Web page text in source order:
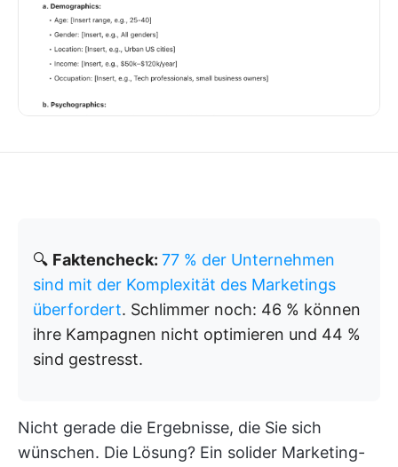
🔍 Faktencheck: 77 % der Unternehmen
sind mit der Komplexität des Marketings
überfordert. Schlimmer noch: 46 % können
ihre Kampagnen nicht optimieren und 44 %
sind gestresst.
Nicht gerade die Ergebnisse, die Sie sich
wünschen. Die Lösung? Ein solider Marketing-